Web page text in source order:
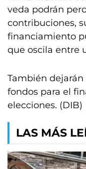
veda podrán
contribuciones,
financiamiento
que oscila entre
También
fondos para el
elecciones. (DIB)
LAS MÁS